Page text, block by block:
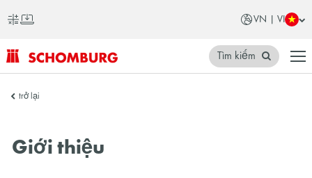
VN | VI
SCHOMBURG
Nam
Tìm kiếm
trở lại
Giới thiệu